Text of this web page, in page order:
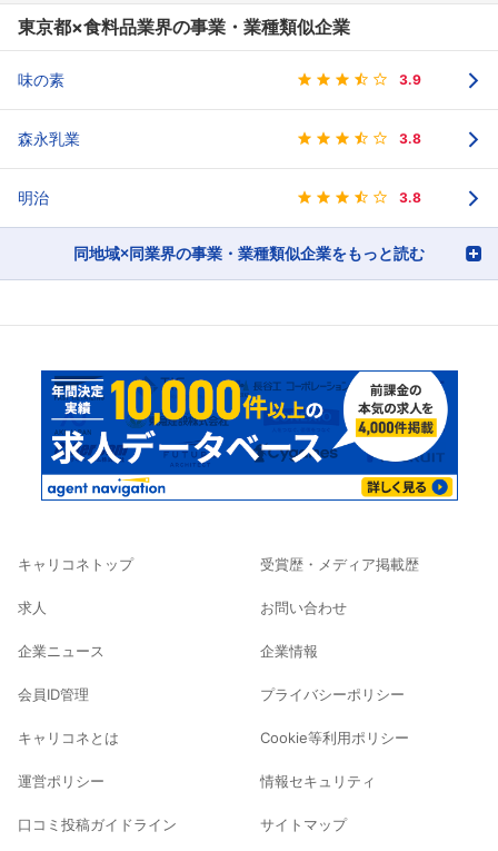
東京都×食料品業界の事業・業種類似企業
味の素 3.9
森永乳業 3.8
明治 3.8
同地域×同業界の事業・業種類似企業をもっと読む
キャリコネトップ
求人
企業ニュース
会員ID管理
キャリコネとは
運営ポリシー
口コミ投稿ガイドライン
受賞歴・メディア掲載歴
お問い合わせ
企業情報
プライバシーポリシー
Cookie等利用ポリシー
情報セキュリティ
サイトマップ